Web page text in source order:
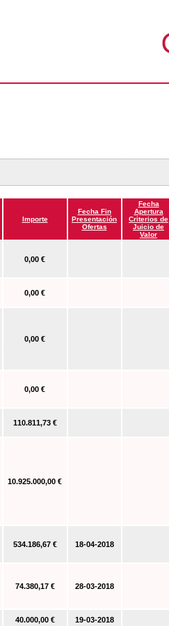
Importe
Fecha Fin
Presentación
Ofertas
Fecha
Apertura
Criterios de
Juicio de
Valor
0,00 €
0,00 €
0,00 €
0,00 €
110.811,73 €
10.925.000,00 €
534.186,67 € 18-04-2018
74.380,17 € 28-03-2018
40.000,00 € 19-03-2018